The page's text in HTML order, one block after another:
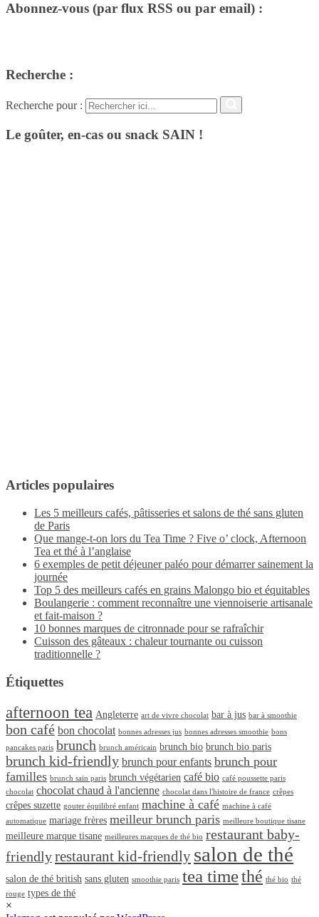
Abonnez-vous (par flux RSS ou par email) :
Recherche :
Recherche pour :
Le goûter, en-cas ou snack SAIN !
Articles populaires
Les 5 meilleurs cafés, pâtisseries et salons de thé sans gluten
de Paris
Que mange-t-on lors du Tea Time ? Five o’ clock, Afternoon
Tea et thé à l’anglaise
6 exemples de petit déjeuner paléo pour démarrer sainement la
journée
Top 5 des meilleurs cafés en grains Malongo bio et équitables
Boulangerie : comment reconnaître une viennoiserie artisanale
et fait-maison ?
10 bonnes marques de citronnade pour se rafraîchir
Cuisson des gâteaux : chaleur tournante ou cuisson
traditionnelle ?
Étiquettes
afternoon tea Angleterre art de vivre chocolat bar à jus bar à smoothie
bon café bon chocolat bonnes adresses jus bonnes adresses smoothie bons
pancakes paris brunch brunch américain brunch bio brunch bio paris
brunch kid-friendly brunch pour enfants brunch pour
familles brunch sain paris brunch végétarien café bio café poussette paris
chocolat chocolat chaud à l'ancienne chocolat dans l'histoire de france crêpes
crêpes suzette gouter équilibré enfant machine à café machine à café
automatique mariage frères meilleur brunch paris meilleure boutique tisane
meilleure marque tisane meilleures marques de thé bio restaurant baby-
friendlyrestaurant kid-friendly salon de thé
salon de thé british sans gluten smoothie paris tea timethé thé bio thé
rouge types de thé
×